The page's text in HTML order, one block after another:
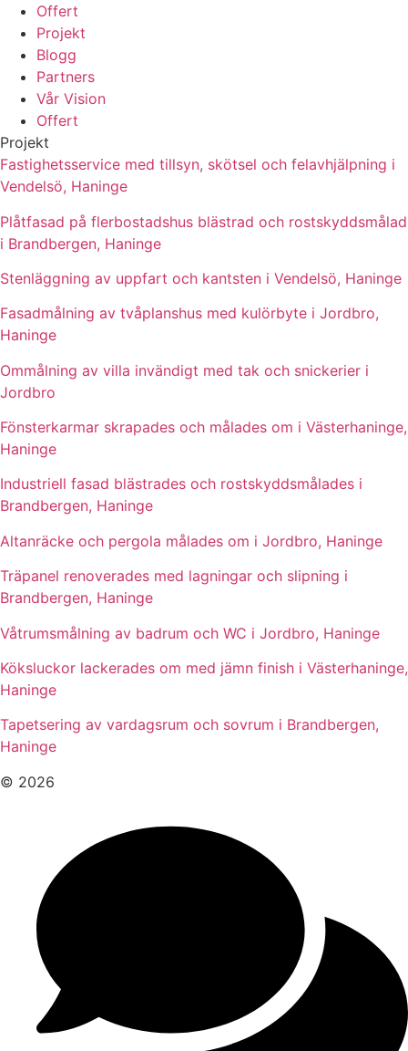
Offert
Projekt
Blogg
Partners
Vår Vision
Offert
Projekt
Fastighetsservice med tillsyn, skötsel och felavhjälpning i
Vendelsö, Haninge
Plåtfasad på flerbostadshus blästrad och rostskyddsmålad
i Brandbergen, Haninge
Stenläggning av uppfart och kantsten i Vendelsö, Haninge
Fasadmålning av tvåplanshus med kulörbyte i Jordbro,
Haninge
Ommålning av villa invändigt med tak och snickerier i
Jordbro
Fönsterkarmar skrapades och målades om i Västerhaninge,
Haninge
Industriell fasad blästrades och rostskyddsmålades i
Brandbergen, Haninge
Altanräcke och pergola målades om i Jordbro, Haninge
Träpanel renoverades med lagningar och slipning i
Brandbergen, Haninge
Våtrumsmålning av badrum och WC i Jordbro, Haninge
Köksluckor lackerades om med jämn finish i Västerhaninge,
Haninge
Tapetsering av vardagsrum och sovrum i Brandbergen,
Haninge
© 2026